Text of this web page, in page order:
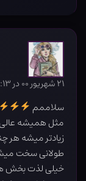
۲۱ شهریور ۰۰ در ۶:۱۳ ب٫ظ
سلاممم
مثل همیشه عالی
زیادتر میشه هر
طولانی سخت
خیلی لذت بخش